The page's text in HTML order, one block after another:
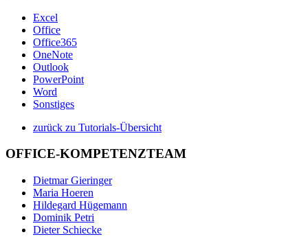
Excel
Office
Office365
OneNote
Outlook
PowerPoint
Word
Sonstiges
zurück zu Tutorials-Übersicht
OFFICE-KOMPETENZTEAM
Dietmar Gieringer
Maria Hoeren
Hildegard Hügemann
Dominik Petri
Dieter Schiecke